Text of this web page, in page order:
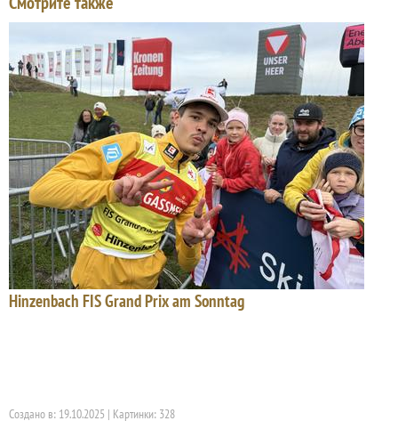
Hinzenbach FIS Grand Prix am Sonntag
Создано в: 19.10.2025 | Картинки: 328